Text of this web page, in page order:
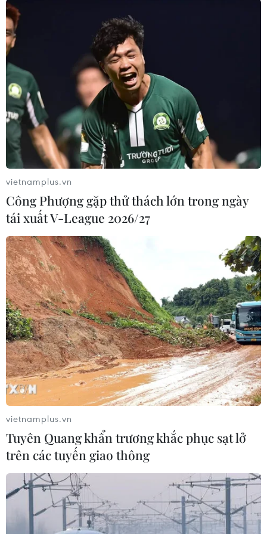
khởi tố vụ án hình sự và ra lệnh bắt tạm giam
Phan Văn Quang để điều tra về tội giết người.
Vụ án đang được tiếp tục điều tra làm rõ./.
(TTXVN/Vietnam+)
#phóng h ỏa #bán hỏa quả
#chợ gạo
#mâu thuẫn tình cảm
#giết người Tp. Hồ Chí Minh
Theo dõi VietnamPlus
TIN LIÊN QUAN
vietnamplus.vn
Công Phượng gặp thử thách lớn trong ngày
tái xuất V-League 2026/27
vietnamplus.vn
Tuyên Quang khẩn trương khắc phục sạt lở
trên các tuyến giao thông